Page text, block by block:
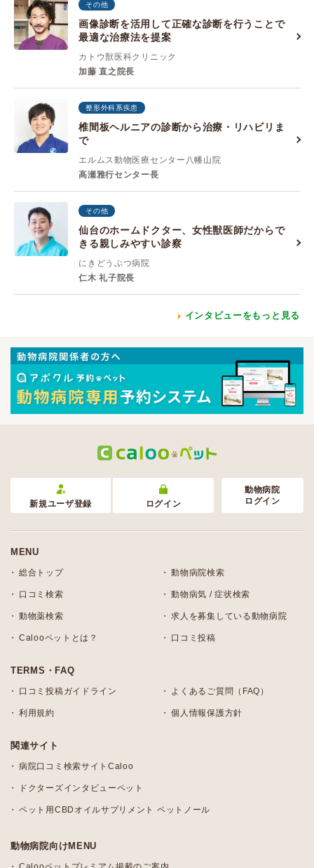
その他
画像診断を活用して正確な診断を行うことで
最適な治療法を提案
カトウ獣医科クリニック
加藤 直之院長
整形外科系疾患
椎間板ヘルニアの診断から治療・リハビリま
で
エルムス動物医療センター八幡山院
高瀬雅行センター長
その他
仙台のホームドクター、女性獣医師だからで
きる親しみやすい診察
にきどうぶつ病院
仁木 礼子院長
インタビューをもっと見る
新規ユーザ登録 ログイン
動物病院
ログイン
MENU
総合トップ 動物病院検索
口コミ検索 動物病気 / 症状検索
動物薬検索 求人を募集している動物病院
Calooペットとは？ 口コミ投稿
TERMS・FAQ
口コミ投稿ガイドライン よくあるご質問（FAQ）
利用規約 個人情報保護方針
関連サイト
病院口コミ検索サイトCaloo
ドクターズインタビューペット
ペット用CBDオイルサプリメント ペットノール
動物病院向けMENU